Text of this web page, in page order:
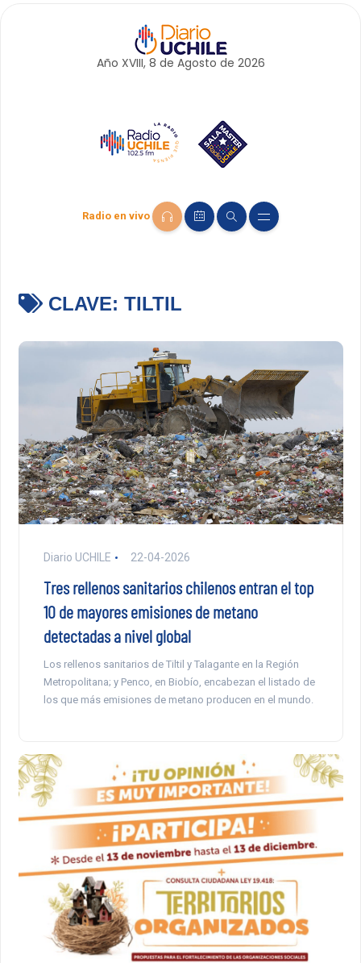
Año XVIII, 8 de Agosto de 2026
Radio en vivo
CLAVE: TILTIL
Diario UCHILE 22-04-2026
Tres rellenos sanitarios chilenos entran el top
10 de mayores emisiones de metano
detectadas a nivel global
Los rellenos sanitarios de Tiltil y Talagante en la Región
Metropolitana; y Penco, en Biobío, encabezan el listado de
los que más emisiones de metano producen en el mundo.